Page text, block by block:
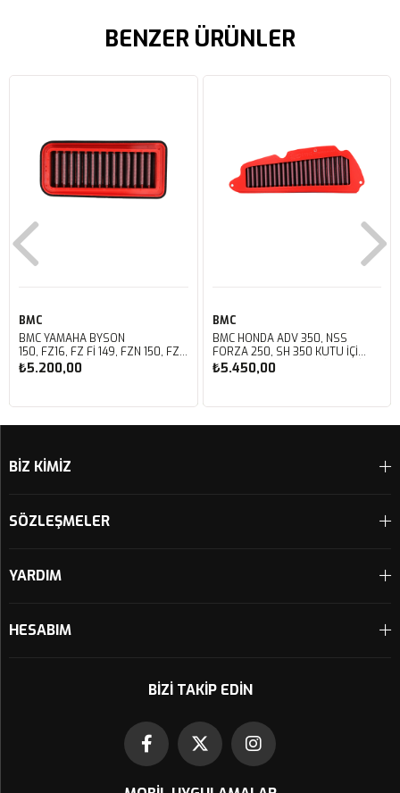
BENZER ÜRÜNLER
BMC
BMC YAMAHA BYSON
150, FZ16, FZ FI 149, FZN 150, FZS
FI V3 KUTU İÇİ PERFORMANS
HAVA FİLTRESİ FM01147
₺5.200,00
BMC
BMC HONDA ADV 350, NSS
FORZA 250, SH 350 KUTU İÇİ
PERFORMANS HAVA FİLTRESİ
₺5.450,00
BİZ KİMİZ
SÖZLEŞMELER
YARDIM
HESABIM
BIZI TAKIP EDIN